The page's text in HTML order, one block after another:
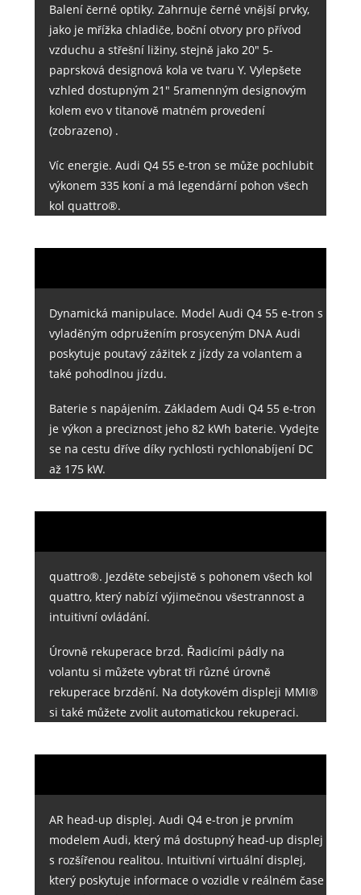
Balení černé optiky. Zahrnuje černé vnější prvky,
jako je mřížka chladiče, boční otvory pro přívod
vzduchu a střešní ližiny, stejně jako 20" 5-
paprsková designová kola ve tvaru Y. Vylepšete
vzhled dostupným 21" 5ramenným designovým
kolem evo v titanově matném provedení
(zobrazeno) .
Víc energie. Audi Q4 55 e-tron se může pochlubit
výkonem 335 koní a má legendární pohon všech
kol quattro®.
Dynamická manipulace. Model Audi Q4 55 e-tron s
vyladěným odpružením prosyceným DNA Audi
poskytuje poutavý zážitek z jízdy za volantem a
také pohodlnou jízdu.
Baterie s napájením. Základem Audi Q4 55 e-tron
je výkon a preciznost jeho 82 kWh baterie. Vydejte
se na cestu dříve díky rychlosti rychlonabíjení DC
až 175 kW.
quattro®. Jezděte sebejistě s pohonem všech kol
quattro, který nabízí výjimečnou všestrannost a
intuitivní ovládání.
Úrovně rekuperace brzd. Řadicími pádly na
volantu si můžete vybrat tři různé úrovně
rekuperace brzdění. Na dotykovém displeji MMI®
si také můžete zvolit automatickou rekuperaci.
AR head-up displej. Audi Q4 e-tron je prvním
modelem Audi, který má dostupný head-up displej
s rozšířenou realitou. Intuitivní virtuální displej,
který poskytuje informace o vozidle v reálném čase